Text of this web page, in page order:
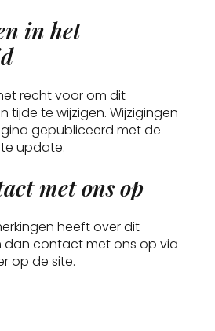
in het
recht voor om dit
tijde te wijzigen. Wijzigingen
gepubliceerd met de
update.
met ons op
heeft over dit
dan contact met ons op via
op de site.